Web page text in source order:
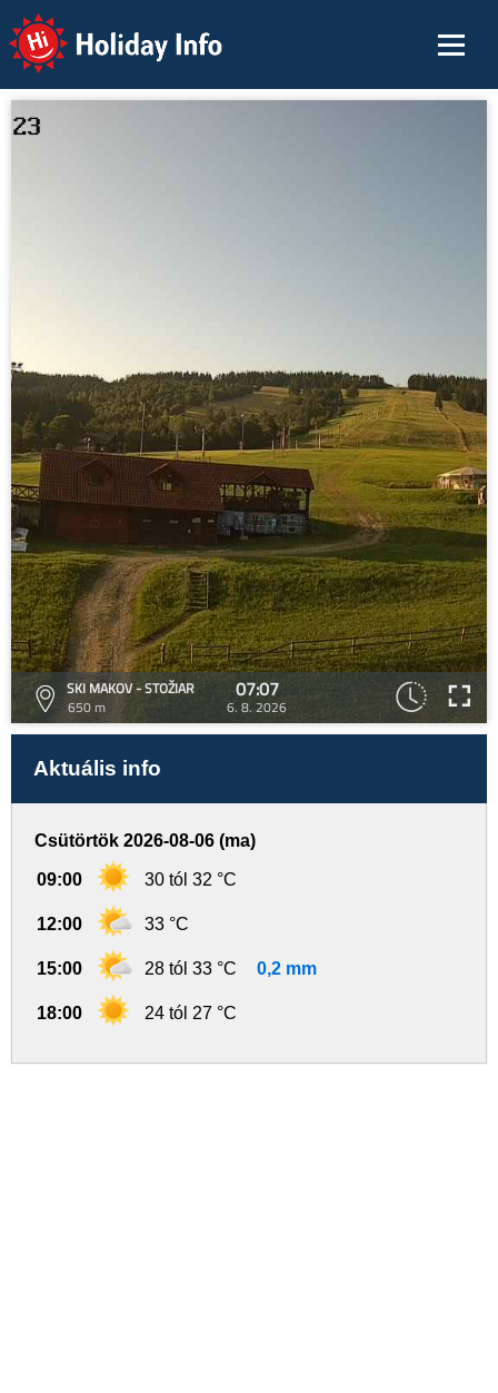
Holiday Info
SKI MAKOV - STOŽIAR
650 m
07:07
6. 8. 2026
Aktuális info
Csütörtök 2026-08-06 (ma)
09:00 30 tól 32 °C
12:00 33 °C
15:00 28 tól 33 °C 0,2 mm
18:00 24 tól 27 °C